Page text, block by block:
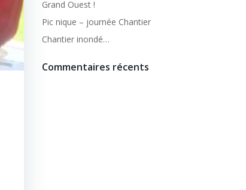
Grand Ouest !
Pic nique – journée Chantier
Chantier inondé…
Commentaires récents